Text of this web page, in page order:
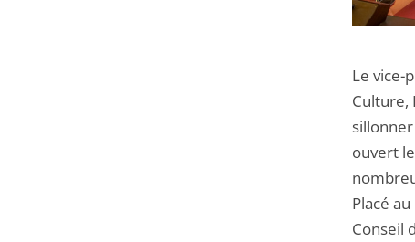
Le vice-
Culture,
ouvert
Placé
Conseil